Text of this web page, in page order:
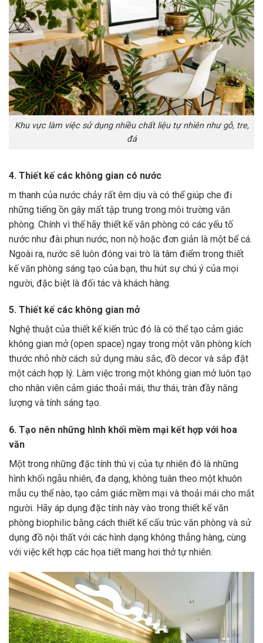
Khu vực làm việc sử dụng nhiều chất liệu tự nhiên như gỗ, tre,
đá
4. Thiết kế các không gian có nước
m thanh của nước chảy rất êm dịu và có thể giúp che đi
những tiếng ồn gây mất tập trung trong môi trường văn
phòng. Chính vì thế hãy thiết kế văn phòng có các yếu tố
nước như đài phun nước, non nộ hoặc đơn giản là một bể cá.
Ngoài ra, nước sẽ luôn đóng vai trò là tâm điểm trong thiết
kế văn phòng sáng tạo của bạn, thu hút sự chú ý của mọi
người, đặc biệt là đối tác và khách hàng.
5. Thiết kế các không gian mở
Nghệ thuật của thiết kế kiến trúc đó là có thể tạo cảm giác
không gian mở (open space) ngay trong một văn phòng kích
thước nhỏ nhờ cách sử dụng màu sắc, đồ decor và sắp đặt
một cách hợp lý. Làm việc trong một không gian mở luôn tạo
cho nhân viên cảm giác thoải mái, thư thái, tràn đầy năng
lượng và tính sáng tạo.
6. Tạo nên những hình khối mềm mại kết hợp với hoa
văn
Một trong những đặc tính thú vị của tự nhiên đó là những
hình khối ngẫu nhiên, đa dạng, không tuân theo một khuôn
mẫu cụ thể nào, tạo cảm giác mềm mại và thoải mái cho mắt
người. Hãy áp dụng đặc tính này vào trong thiết kế văn
phòng biophilic bằng cách thiết kế cấu trúc văn phòng và sử
dụng đồ nội thất với các hình dạng không thẳng hàng, cùng
với việc kết hợp các họa tiết mang hơi thở tự nhiên.